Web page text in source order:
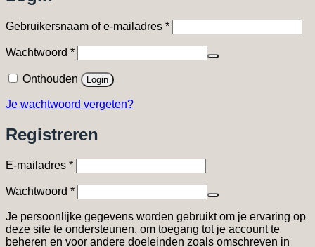
Gebruikersnaam of e-mailadres *Vereist
Wachtwoord *Vereist
Onthouden Login
Je wachtwoord vergeten?
Registreren
E-mailadres *Vereist
Wachtwoord *Vereist
Je persoonlijke gegevens worden gebruikt om je ervaring op
deze site te ondersteunen, om toegang tot je account te
beheren en voor andere doeleinden zoals omschreven in